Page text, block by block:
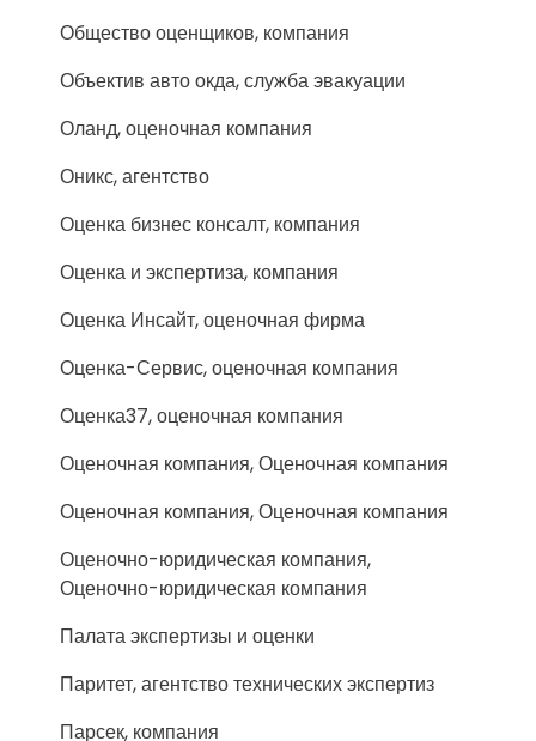
Общество оценщиков, компания
Объектив авто окда, служба эвакуации
Оланд, оценочная компания
Оникс, агентство
Оценка бизнес консалт, компания
Оценка и экспертиза, компания
Оценка Инсайт, оценочная фирма
Оценка-Сервис, оценочная компания
Оценка37, оценочная компания
Оценочная компания, Оценочная компания
Оценочная компания, Оценочная компания
Оценочно-юридическая компания,
Оценочно-юридическая компания
Палата экспертизы и оценки
Паритет, агентство технических экспертиз
Парсек, компания